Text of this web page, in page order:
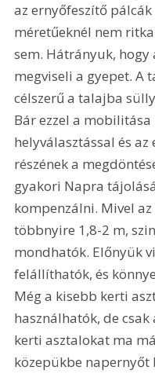
az ernyőfeszítő
méretűeknél nem
sem. Hátrányuk,
megviseli a gyepet. A
célszerű a talajba
Bár ezzel a
helyválasztással és
részének a
gyakori Napra
kompenzálni. Mivel
többnyire 1,8-2 m,
mondhatók. Előnyük
felállíthatók, és
Még a kisebb kerti
használhatók, de
kerti asztalokat ma
közepükbe napernyőt